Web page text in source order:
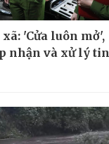
'Cửa luôn mở',
nhận và xử lý tin